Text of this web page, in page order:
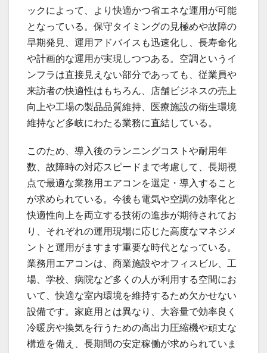
ックによって、より快適かつ省エネな運用が可能
となっている。保守タイミングの見極めや故障の
早期発見、運用アドバイスも迅速化し、長寿命化
や計画的な運用が実現しつつある。空調というイ
ンフラは直接見えない部分であっても、従業員や
来訪者の快適性はもちろん、店舗ビジネスの売上
向上や工場の製品品質維持、医療施設の衛生環境
維持など多岐にわたる業務に直結している。
このため、導入後のランニングコストや耐用年
数、故障時の対応スピードまで考慮して、長期視
点で最適な業務用エアコンを選定・導入すること
が求められている。今後も電気や空調の効率化と
快適性向上を両立する技術の進歩が期待されてお
り、それぞれの運用現場に応じた高度なマネジメ
ントと運用がますます重要な時代となっている。
業務用エアコンは、商業施設やオフィスビル、工
場、学校、病院など多くの人が利用する空間にお
いて、快適な室内環境を維持するため欠かせない
設備です。家庭用とは異なり、大容量で効率良く
冷暖房や換気を行うための高出力圧縮機や頑丈な
構造を備え、長期間の安定稼働が求められていま